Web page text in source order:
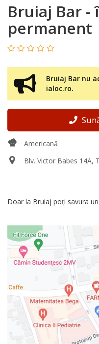
Bruiaj Bar -
permanent
Bruiaj Bar nu
ialoc.ro.
Americană
Blv. Victor Babes 14A,
Doar la Bruiaj poți savura